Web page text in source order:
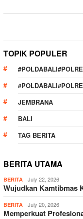
TOPIK POPULER
JEMBRANA
BALI
TAG BERITA
BERITA UTAMA
BERITA July 22, 2026
Wujudkan Kamtibmas
BERITA July 20, 2026
Memperkuat